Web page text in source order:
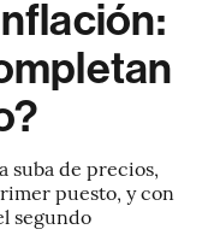
suba de precios,
puesto, y con
segundo